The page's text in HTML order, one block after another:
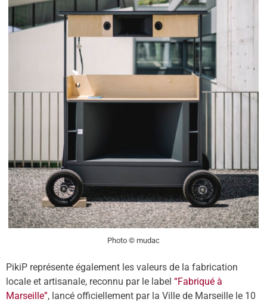
Photo © mudac
PikiP représente également les valeurs de la fabrication
locale et artisanale, reconnu par le label “Fabriqué à
Marseille”, lancé officiellement par la Ville de Marseille le 10